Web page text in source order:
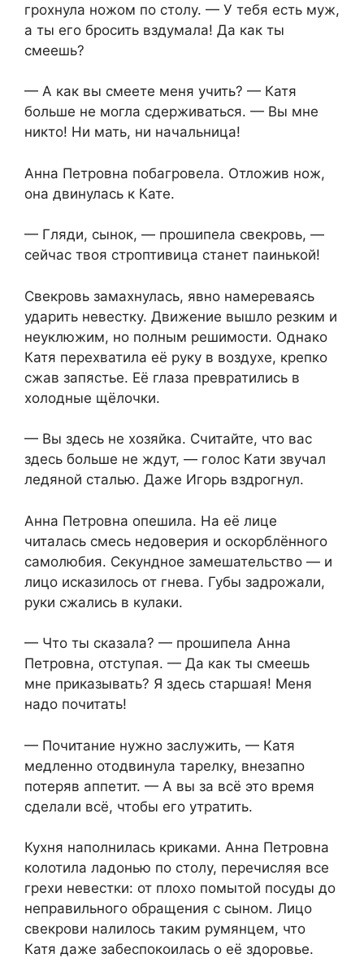
грохнула ножом по столу. — У тебя есть муж,
а ты его бросить вздумала! Да как ты
смеешь?
— А как вы смеете меня учить? — Катя
больше не могла сдерживаться. — Вы мне
никто! Ни мать, ни начальница!
Анна Петровна побагровела. Отложив нож,
она двинулась к Кате.
— Гляди, сынок, — прошипела свекровь, —
сейчас твоя строптивица станет паинькой!
Свекровь замахнулась, явно намереваясь
ударить невестку. Движение вышло резким и
неуклюжим, но полным решимости. Однако
Катя перехватила её руку в воздухе, крепко
сжав запястье. Её глаза превратились в
холодные щёлочки.
— Вы здесь не хозяйка. Считайте, что вас
здесь больше не ждут, — голос Кати звучал
ледяной сталью. Даже Игорь вздрогнул.
Анна Петровна опешила. На её лице
читалась смесь недоверия и оскорблённого
самолюбия. Секундное замешательство — и
лицо исказилось от гнева. Губы задрожали,
руки сжались в кулаки.
— Что ты сказала? — прошипела Анна
Петровна, отступая. — Да как ты смеешь
мне приказывать? Я здесь старшая! Меня
надо почитать!
— Почитание нужно заслужить, — Катя
медленно отодвинула тарелку, внезапно
потеряв аппетит. — А вы за всё это время
сделали всё, чтобы его утратить.
Кухня наполнилась криками. Анна Петровна
колотила ладонью по столу, перечисляя все
грехи невестки: от плохо помытой посуды до
неправильного обращения с сыном. Лицо
свекрови налилось таким румянцем, что
Катя даже забеспокоилась о её здоровье.